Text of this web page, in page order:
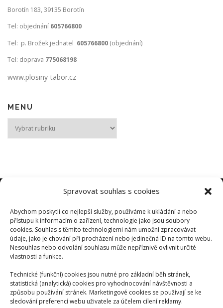
Spravovat souhlas s cookies
Abychom poskytli co nejlepší služby, používáme k ukládání a nebo
přístupu k informacím o zařízení, technologie jako jsou soubory
cookies. Souhlas s těmito technologiemi nám umožní zpracovávat
údaje, jako je chování při procházení nebo jedinečná ID na tomto webu.
Nesouhlas nebo odvolání souhlasu může nepříznivě ovlivnit určité
vlastnosti a funkce.
Technické (funkční) cookies jsou nutné pro základní běh stránek,
statistická (analytická) cookies pro vyhodnocování návštěvnosti a
způsobu používání stránek. Marketingové cookies se používají se ke
sledování preferencí webu uživatele za účelem cílení reklamy.
Borotín 183, 39135 Borotín
Tel: objednání 605766800
Tel: p. Brožek jednatel 605766800 (objednání)
Tel: doprava 775068198
www.plosiny-tabor.cz
MENU
PLOŠINY TÁBOR
www.plosiny-tabor.cz
PŮJČOVNA MINIJEŘÁBY
www.manipulace-minijeraby.cz
ZEMNÍ PRÁCE